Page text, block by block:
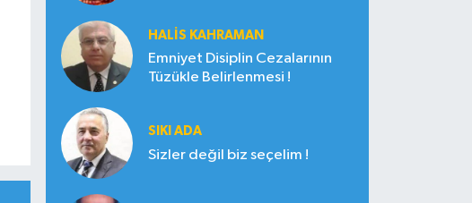
HALIS KAHRAMAN
Emniyet Disiplin Cezalarının
Tüzükle Belirlenmesi !
SIKI ADA
Sizler değil biz seçelim !